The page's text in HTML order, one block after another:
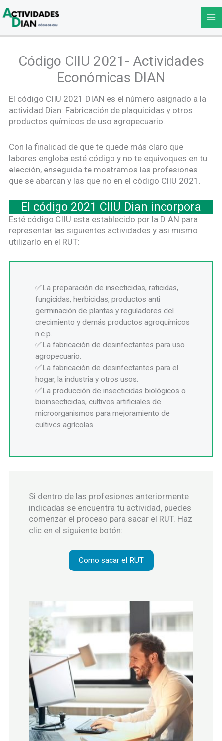
al
contenido
Código CIIU 2021- Actividades
Económicas DIAN
El código CIIU 2021 DIAN es el número asignado a la
actividad Dian: Fabricación de plaguicidas y otros
productos químicos de uso agropecuario.
Con la finalidad de que te quede más claro que
labores engloba esté código y no te equivoques en tu
elección, enseguida te mostramos las profesiones
que se abarcan y las que no en el código CIIU 2021.
El código 2021 CIIU Dian incorpora
Esté código CIIU esta establecido por la DIAN para
representar las siguientes actividades y así mismo
utilizarlo en el RUT:
La preparación de insecticidas, raticidas,
fungicidas, herbicidas, productos anti
germinación de plantas y reguladores del
crecimiento y demás productos agroquímicos
n.c.p..
La fabricación de desinfectantes para uso
agropecuario.
La fabricación de desinfectantes para el
hogar, la industria y otros usos.
La producción de insecticidas biológicos o
bioinsecticidas, cultivos artificiales de
microorganismos para mejoramiento de
cultivos agrícolas.
Si dentro de las profesiones anteriormente
indicadas se encuentra tu actividad, puedes
comenzar el proceso para sacar el RUT. Haz
clic en el siguiente botón:
Como sacar el RUT